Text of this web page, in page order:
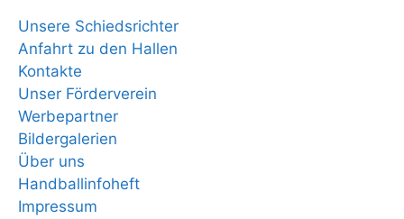
Unsere Schiedsrichter
Anfahrt zu den Hallen
Kontakte
Unser Förderverein
Werbepartner
Bildergalerien
Über uns
Handballinfoheft
Impressum